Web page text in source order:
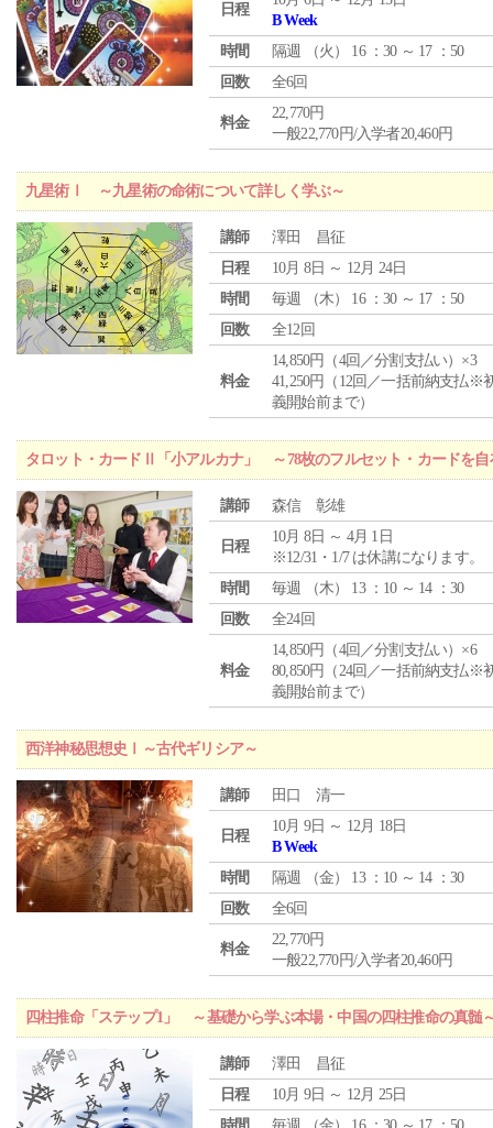
日程
B Week
時間
隔週 （火 ） 16 ：30 ～ 17 ：50
回数
全6回
料金
22,770円
一般22,770円/入学者20,460円
九星術Ⅰ ～九星術の命術について詳しく学ぶ～
講師
澤田 昌征
日程
10月 8日 ～ 12月 24日
時間
毎週 （木） 16 ：30 ～ 17 ：50
回数
全12回
料金
14,850円（4回／分割支払い）×3
41,250円（12回／一括前納支払※
義開始前まで）
タロット・カードⅡ「小アルカナ」 ～78枚のフルセット・カードを自
講師 森信 彰雄
日程
10月 8日 ～ 4月 1日
※12/31・1/7 は休講になります。
時間
毎週 （木） 13 ：10 ～ 14 ：30
回数
全24回
料金
14,850円（4回／分割支払い）×6
80,850円（24回／一括前納支払※
義開始前まで）
西洋神秘思想史Ⅰ～古代ギリシア～
講師 田口 清一
日程
10月 9日 ～ 12月 18日
B Week
時間
隔週 （金） 13 ：10 ～ 14 ：30
回数
全6回
料金
22,770円
一般22,770円/入学者20,460円
四柱推命「ステップ1」 ～基礎から学ぶ本場・中国の四柱推命の真髄
講師
澤田 昌征
日程
10月 9日 ～ 12月 25日